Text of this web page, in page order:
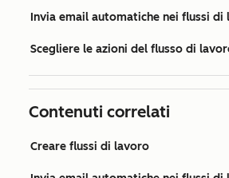
Invia email automatiche nei flussi di
Scegliere le azioni del flusso di
Contenuti correlati
Creare flussi di lavoro